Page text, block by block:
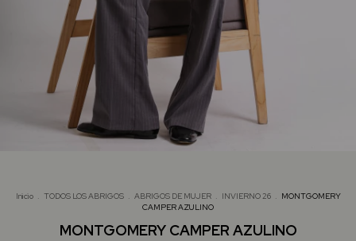
Inicio . TODOS LOS ABRIGOS . ABRIGOS DE MUJER . INVIERNO 26 . MONTGOMERY
CAMPER AZULINO
MONTGOMERY CAMPER AZULINO